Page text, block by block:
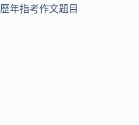
歷年指考作文題目